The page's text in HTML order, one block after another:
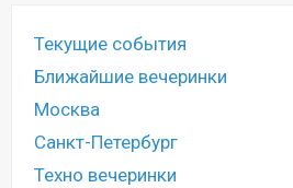
Текущие события
Ближайшие вечеринки
Москва
Санкт-Петербург
Техно вечеринки